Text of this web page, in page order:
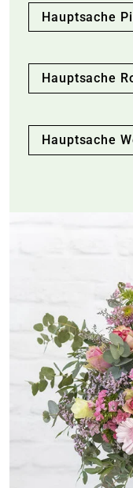
Hauptsache
Hauptsache
Hauptsache